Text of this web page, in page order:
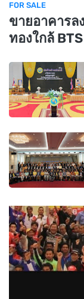
FOR SALE
ขายอาคาร
ทองใกล้